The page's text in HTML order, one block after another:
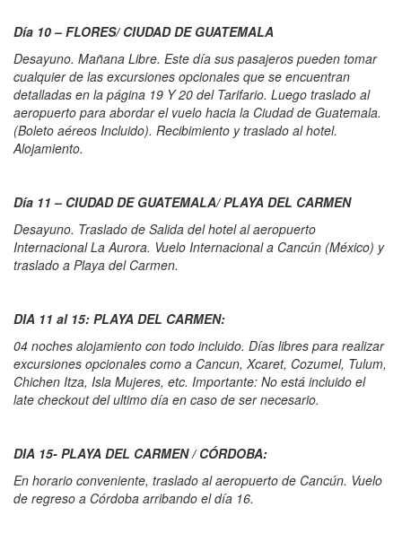
Día 10 – FLORES/ CIUDAD DE GUATEMALA
Desayuno. Mañana Libre. Este día sus pasajeros pueden tomar
cualquier de las excursiones opcionales que se encuentran
detalladas en la página 19 Y 20 del Tarifario. Luego traslado al
aeropuerto para abordar el vuelo hacia la Ciudad de Guatemala.
(Boleto aéreos Incluido). Recibimiento y traslado al hotel.
Alojamiento.
Día 11 – CIUDAD DE GUATEMALA/ PLAYA DEL CARMEN
Desayuno. Traslado de Salida del hotel al aeropuerto
Internacional La Aurora. Vuelo Internacional a Cancún (México) y
traslado a Playa del Carmen.
DIA 11 al 15: PLAYA DEL CARMEN:
04 noches alojamiento con todo incluido. Días libres para realizar
excursiones opcionales como a Cancun, Xcaret, Cozumel, Tulum,
Chichen Itza, Isla Mujeres, etc. Importante: No está incluido el
late checkout del ultimo día en caso de ser necesario.
DIA 15- PLAYA DEL CARMEN / CÓRDOBA:
En horario conveniente, traslado al aeropuerto de Cancún. Vuelo
de regreso a Córdoba arribando el día 16.